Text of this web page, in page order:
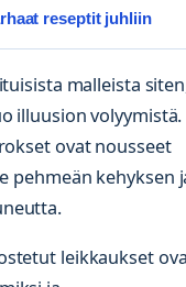
reseptit juhliin
malleista
illuusion volyymistä.
ovat nousseet
pehmeän kehyksen
leikkaukset